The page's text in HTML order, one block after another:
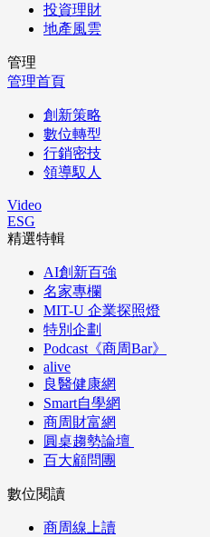
投資理財
地產風雲
管理
管理首頁
創新策略
數位轉型
行銷密技
領導馭人
Video
ESG
精選特輯
AI創新百強
名家專欄
MIT-U 企業探照燈
特別企劃
Podcast《商周Bar》
alive
良醫健康網
Smart自學網
商周財富網
圓桌趨勢論壇
百大顧問團
數位閱讀
商周線上讀